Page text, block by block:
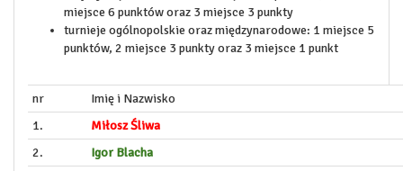
miejsce 6 punktów oraz 3 miejsce 3 punkty
turnieje ogólnopolskie oraz międzynarodowe: 1 miejsce 5
punktów, 2 miejsce 3 punkty oraz 3 miejsce 1 punkt
nr
Imię i Nazwisko
1.
Miłosz Śliwa
2.
Igor Blacha